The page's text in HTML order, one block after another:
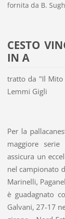
fornita da B.
CESTO
IN A
tratto da "Il Mito
Lemmi Gigli
Per la
maggiore
assicura un
nel campionato
Marinelli,
è guadagnato
Galvani, 27-17